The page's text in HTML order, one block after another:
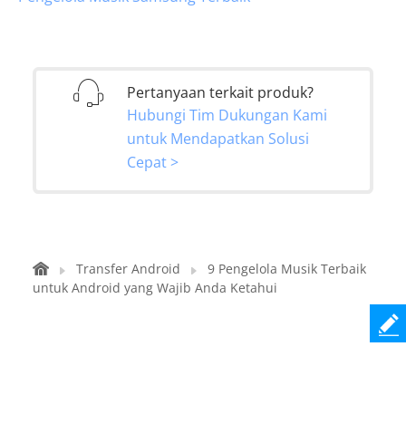
Pertanyaan terkait produk?
Hubungi Tim Dukungan Kami
untuk Mendapatkan Solusi
Cepat >
Transfer Android
9 Pengelola Musik Terbaik
untuk Android yang Wajib Anda Ketahui